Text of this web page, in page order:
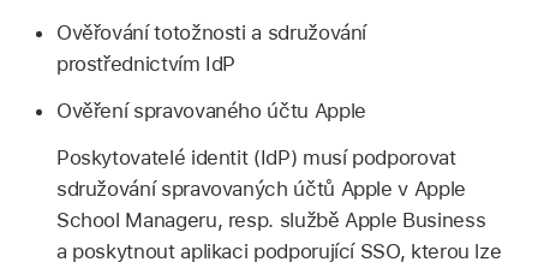
Ověřování totožnosti a sdružování
prostřednictvím IdP
Ověření spravovaného účtu Apple
Poskytovatelé identit (IdP) musí podporovat
sdružování spravovaných účtů Applev Apple
School Manageru, resp. službě Apple Business
a poskytnout aplikaci podporující SSO, kterou lze